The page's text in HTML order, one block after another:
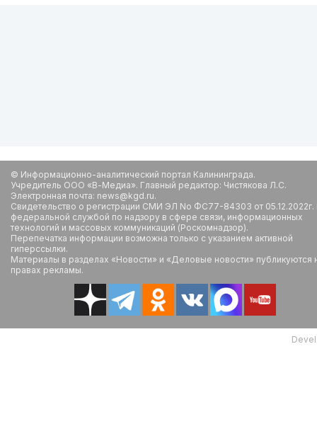
© Информационно-аналитический портал Калининграда.
Учредитель ООО «В-Медиа». Главный редактор: Чистякова Л.С.
Электронная почта: news@kgd.ru.
Свидетельство о регистрации СМИ ЭЛ No ФС77-84303 от
федеральной службой по надзору в сфере связи, информационных
технологий и массовых коммуникаций (Роскомнадзор).
Перепечатка информации возможна только с указанием активной
гиперссылки.
Материалы в разделах «Новости» и «Деловые новости» публикуются
правах рекламы.